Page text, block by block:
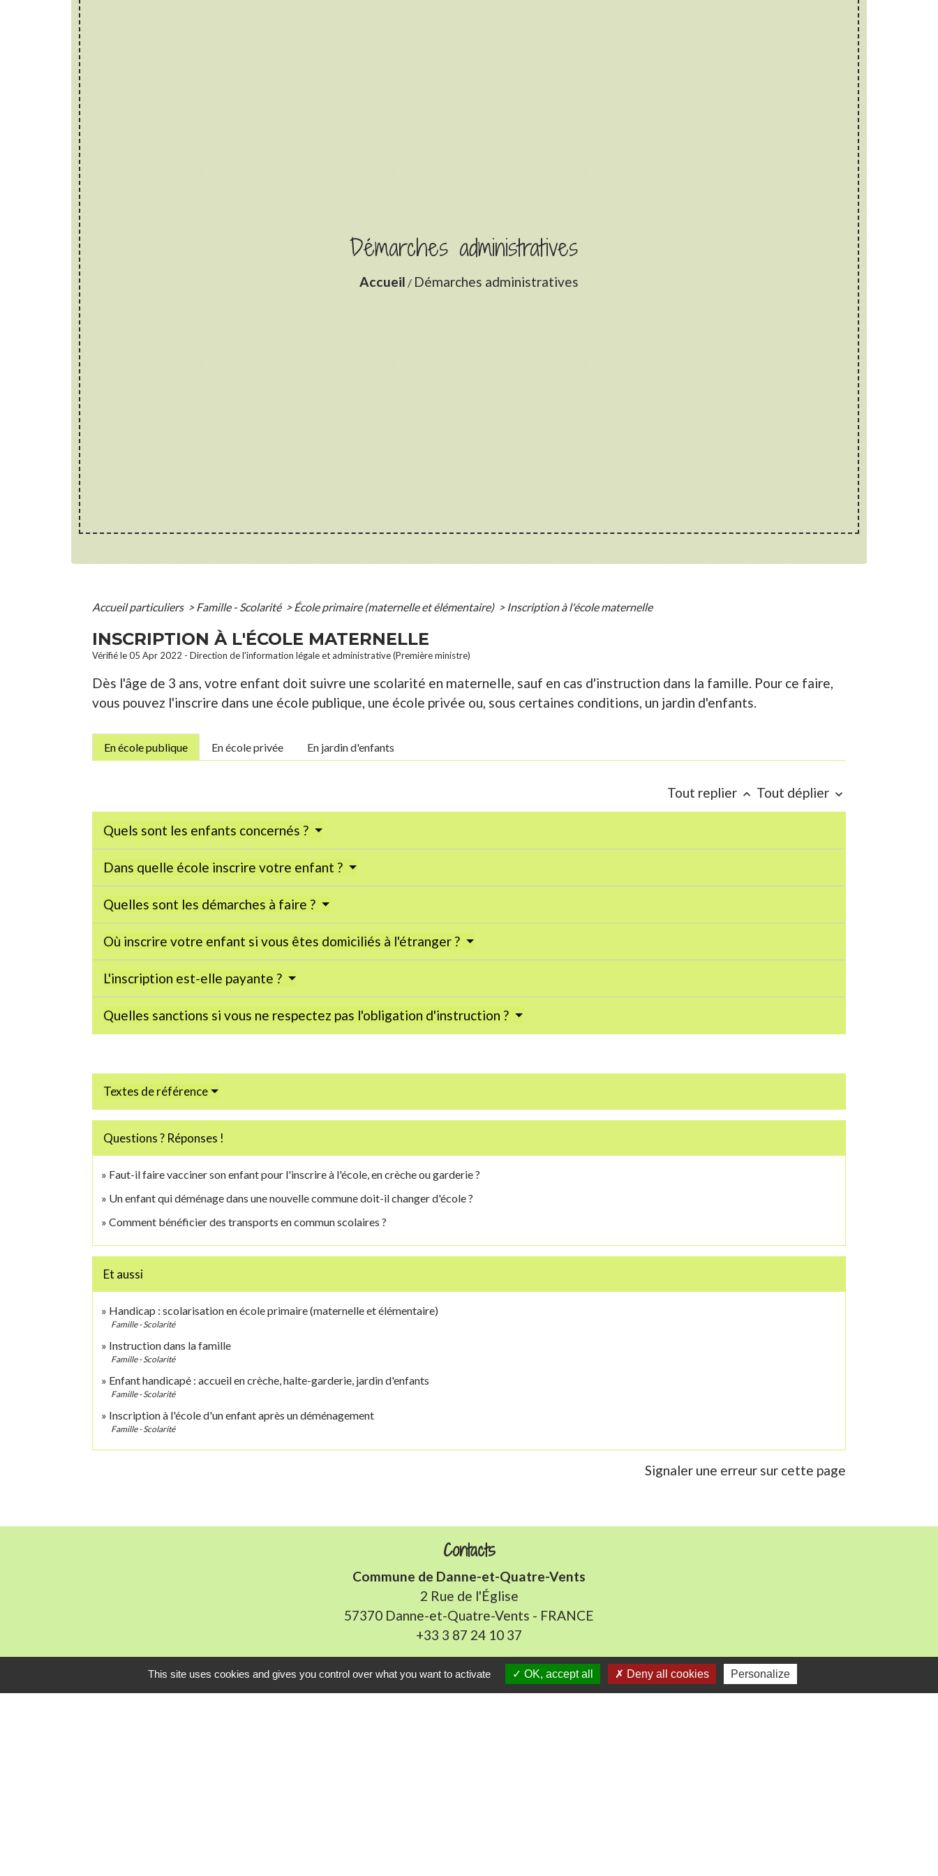
Démarches administratives
Accueil / Démarches administratives
Accueil particuliers > Famille - Scolarité > École primaire (maternelle et élémentaire) > Inscription à l'école maternelle
INSCRIPTION À L'ÉCOLE MATERNELLE
Vérifié le 05 Apr 2022 - Direction de l'information légale et administrative (Première ministre)
Dès l'âge de 3 ans, votre enfant doit suivre une scolarité en maternelle, sauf en cas d'instruction dans la famille. Pour ce faire,
vous pouvez l'inscrire dans une école publique, une école privée ou, sous certaines conditions, un jardin d'enfants.
En école publique En école privée En jardin d'enfants
Tout replier keyboard_arrow_up Tout déplier keyboard_arrow_down
Quels sont les enfants concernés ?
Dans quelle école inscrire votre enfant ?
Quelles sont les démarches à faire ?
Où inscrire votre enfant si vous êtes domiciliés à l'étranger ?
L'inscription est-elle payante ?
Quelles sanctions si vous ne respectez pas l'obligation d'instruction ?
Textes de référence
Questions ? Réponses !
Faut-il faire vacciner son enfant pour l'inscrire à l'école, en crèche ou garderie ?
Un enfant qui déménage dans une nouvelle commune doit-il changer d'école ?
Comment bénéficier des transports en commun scolaires ?
Et aussi
Handicap : scolarisation en école primaire (maternelle et élémentaire)
Famille - Scolarité
Instruction dans la famille
Famille - Scolarité
Enfant handicapé : accueil en crèche, halte-garderie, jardin d'enfants
Famille - Scolarité
Inscription à l'école d'un enfant après un déménagement
Famille - Scolarité
Signaler une erreur sur cette page
Contacts
Commune de Danne-et-Quatre-Vents
2 Rue de l'Église
57370 Danne-et-Quatre-Vents - FRANCE
+33 3 87 24 10 37
Accueil en mairie :
Lundi de 10h à 12h et de 16h à 19h
This site uses cookies and gives you control over what you want to activate OK, accept all Deny all cookies Personalize